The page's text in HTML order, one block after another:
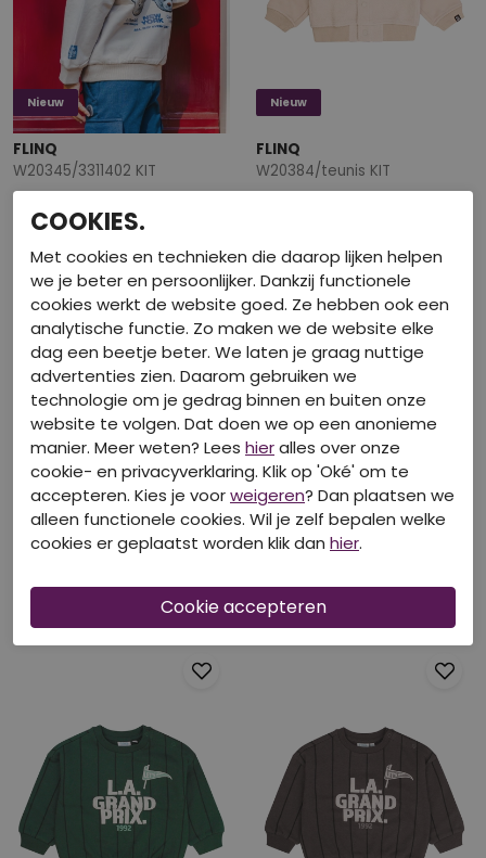
Nieuw
FLINQ
W20345/3311402 KIT
Nieuw
FLINQ
W20384/teunis KIT
Nieuw
W20389/Baseby BOTTLE
Nieuw
W20389/Baseby taupe
€ 17,99
COOKIES.
Met cookies en technieken die daarop lijken helpen
we je beter en persoonlijker. Dankzij functionele
cookies werkt de website goed. Ze hebben ook een
analytische functie. Zo maken we de website elke
dag een beetje beter. We laten je graag nuttige
advertenties zien. Daarom gebruiken we
technologie om je gedrag binnen en buiten onze
website te volgen. Dat doen we op een anonieme
manier. Meer weten? Lees hieralles over onze
cookie- en privacyverklaring. Klik op 'Oké' om te
accepteren. Kies je voorweigeren? Dan plaatsen we
alleen functionele cookies. Wil je zelf bepalen welke
cookies er geplaatst worden klik dan hier.